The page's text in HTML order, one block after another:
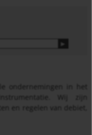
ondernemingen in het
Wij zijn
en regelen van debiet,